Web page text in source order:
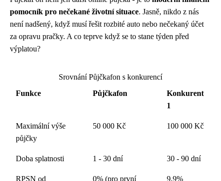
pomocník pro nečekané životní situace. Jasně, nikdo z nás
není nadšený, když musí řešit rozbité auto nebo nečekaný účet
za opravu pračky. A co teprve když se to stane týden před
výplatou?
Srovnání Půjčkafon s konkurencí
Funkce
Půjčkafon
Konkurent
1
Maximální výše
půjčky
50 000 Kč 100 000 Kč
Doba splatnosti 1 - 30 dní 30 - 90 dní
RPSN od
0% (pro první
9,9%